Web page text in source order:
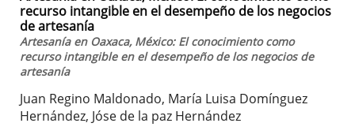
recurso intangible en el desempeño de los negocios
de artesanía
Artesanía en Oaxaca, México: El conocimiento como
recurso intangible en el desempeño de los negocios de
artesanía
Juan Regino Maldonado, María Luisa Domínguez
Hernández, Jóse de la paz Hernández